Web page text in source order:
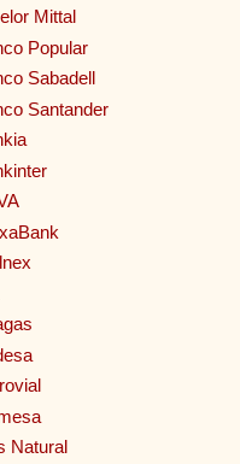
Mittal
Popular
Sabadell
Santander
Natural